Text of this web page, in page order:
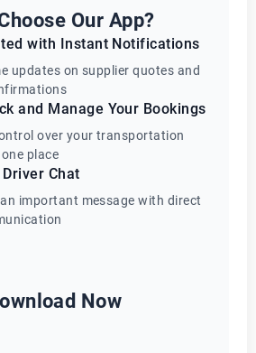
Our App?
with Instant Notifications
updates on supplier quotes and
and Manage Your Bookings
over your transportation
place
Chat
important message with direct
Now